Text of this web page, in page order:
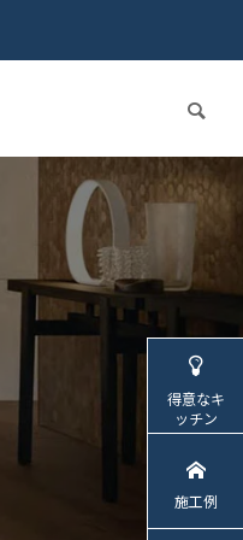
得意なキ
ッチン
施工例